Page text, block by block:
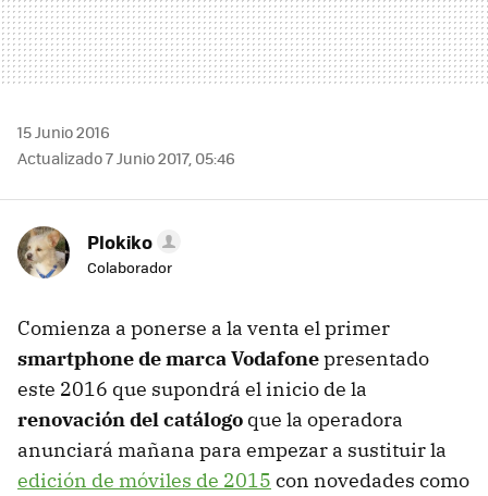
15 Junio 2016
Actualizado 7 Junio 2017, 05:46
Plokiko
Colaborador
Comienza a ponerse a la venta el primer
smartphone de marca Vodafonepresentado
este 2016 que supondrá el inicio de la
renovación del catálogo que la operadora
anunciará mañana para empezar a sustituir la
edición de móviles de 2015 con novedades como